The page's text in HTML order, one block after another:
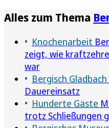
Alles zum Thema
Knochenarbeit
zeigt, wie
war
Bergisch Gladbach
Dauereinsatz
Hunderte Gäste
trotz Schließungen